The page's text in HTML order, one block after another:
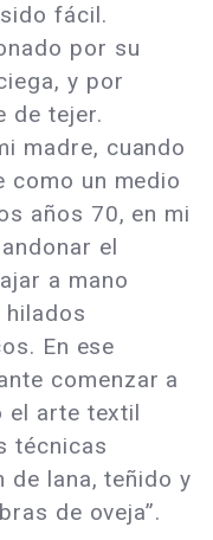
fácil.
por su
y por
de tejer.
madre, cuando
como un medio
años 70, en mi
el
a mano
En ese
comenzar a
el arte textil
técnicas
de lana, teñido y
de oveja”.